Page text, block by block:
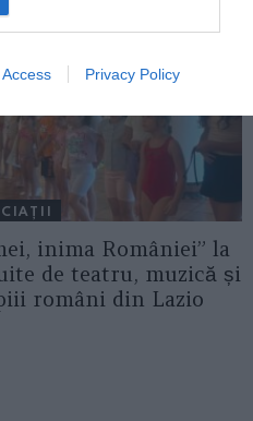
Privacy Policy
inima României” la
de teatru, muzică și
români din Lazio